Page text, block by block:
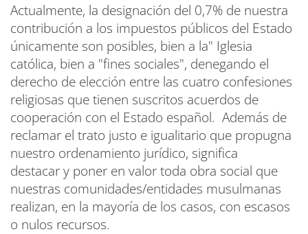
Actualmente, la designación del 0,7% de nuestra
contribución a los impuestos públicos del Estado
únicamente son posibles, bien a la" Iglesia
católica, bien a "fines sociales", denegando el
derecho de elección entre las cuatro confesiones
religiosas que tienen suscritos acuerdos de
cooperación con el Estado español. Además de
reclamar el trato justo e igualitario que propugna
nuestro ordenamiento jurídico, significa
destacar y poner en valor toda obra social que
nuestras comunidades/entidades musulmanas
realizan, en la mayoría de los casos, con escasos
o nulos recursos.